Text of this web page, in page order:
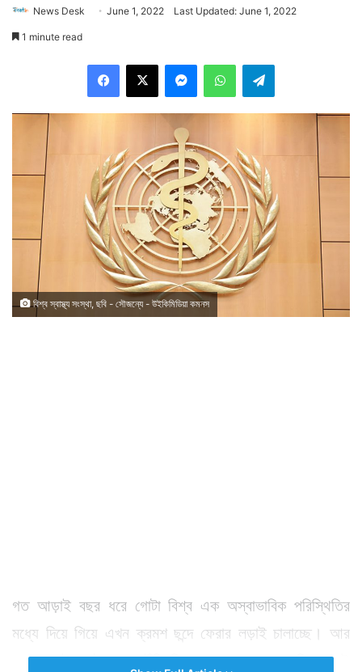
News Desk June 1, 2022 Last Updated: June 1, 2022
1 minute read
বিশ্ব স্বাস্থ্য সংস্থা, ছবি - সৌজন্যে - উইকিমিডিয়া কমনস
গত আড়াই বছর ধরে গোটা বিশ্ব এক অস্বাভাবিক পরিস্থিতির
মধ্যে দিয়ে গিয়ে এখন ক্রমশ ছন্দে ফেরার লড়াই চালাচ্ছে। আর
তার মধ্যেই একটা প্রশ্ন উঁকি দিতে শুরু করেছে। ফের কি তেমনই